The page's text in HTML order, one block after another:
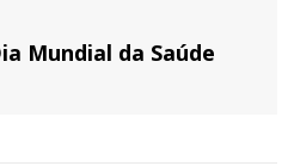
Mundial da Saúde